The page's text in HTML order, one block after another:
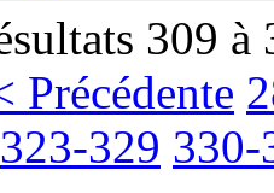
309 à
Précédente
323-329 330-